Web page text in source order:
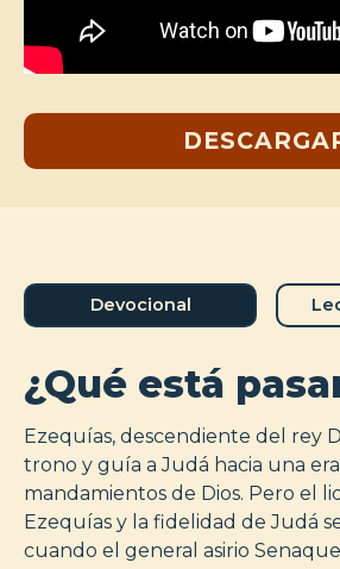
Devocional
¿Qué está
Ezequías, descendiente del rey
trono y guía a Judá hacia una
mandamientos de Dios. Pero el
Ezequías y la fidelidad de Judá
cuando el general asirio